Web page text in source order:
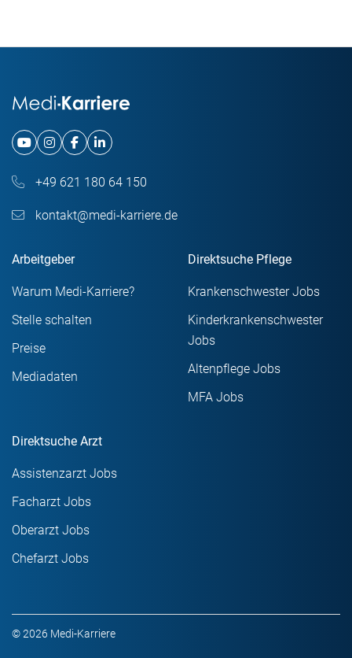
+49 621 180 64 150
kontakt@medi-karriere.de
Arbeitgeber
Warum Medi-Karriere?
Stelle schalten
Preise
Mediadaten
Direktsuche Pflege
Krankenschwester Jobs
Kinderkrankenschwester
Jobs
Altenpflege Jobs
MFA Jobs
Direktsuche Arzt
Assistenzarzt Jobs
Facharzt Jobs
Oberarzt Jobs
Chefarzt Jobs
© 2026 Medi-Karriere